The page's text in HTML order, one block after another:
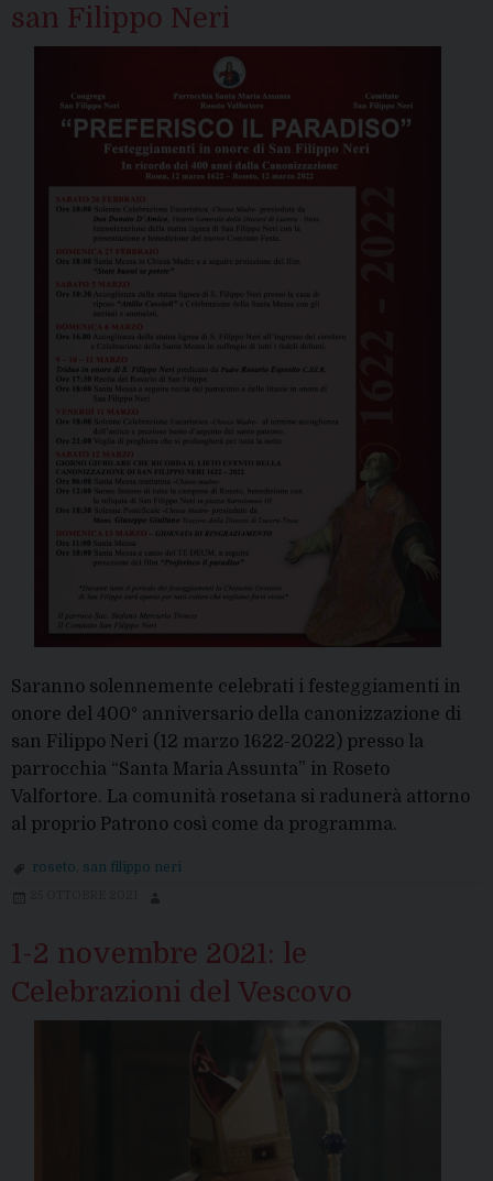
san Filippo Neri
Saranno solennemente celebrati i festeggiamenti in
onore del 400° anniversario della canonizzazione di
san Filippo Neri (12 marzo 1622-2022) presso la
parrocchia “Santa Maria Assunta” in Roseto
Valfortore. La comunità rosetana si radunerà attorno
al proprio Patrono così come da programma.
roseto san filippo neri
1-2 novembre 2021: le
Celebrazioni del Vescovo